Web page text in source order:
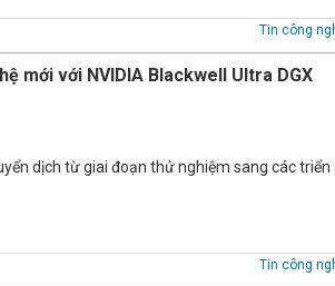
Tin công
mới với NVIDIA Blackwell Ultra DGX
dịch từ giai đoạn thử nghiệm sang các triển
Tin công